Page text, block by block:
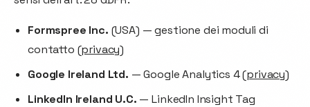
Formspree Inc. (USA) — gestione dei moduli di
contatto (privacy)
Google Ireland Ltd. — Google Analytics 4 (privacy)
LinkedIn Ireland U.C. — LinkedIn Insight Tag